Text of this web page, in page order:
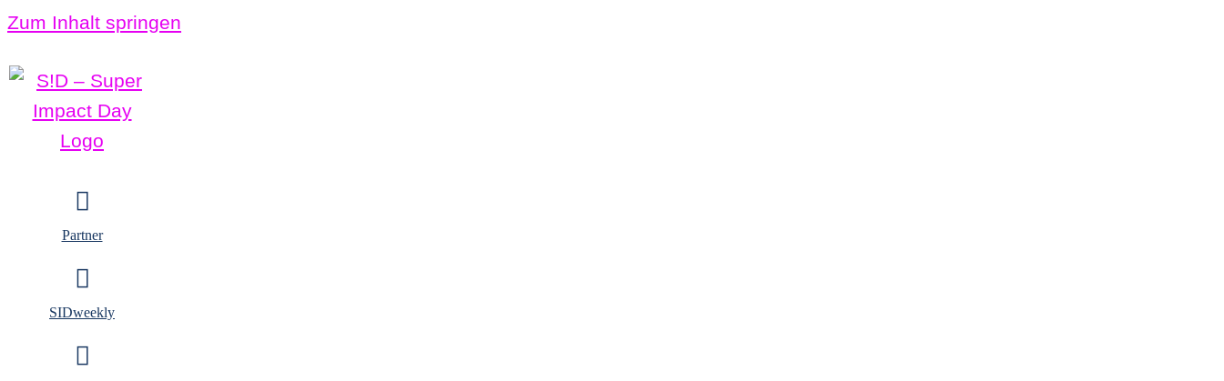
Zum Inhalt springen
Partner
SIDweekly